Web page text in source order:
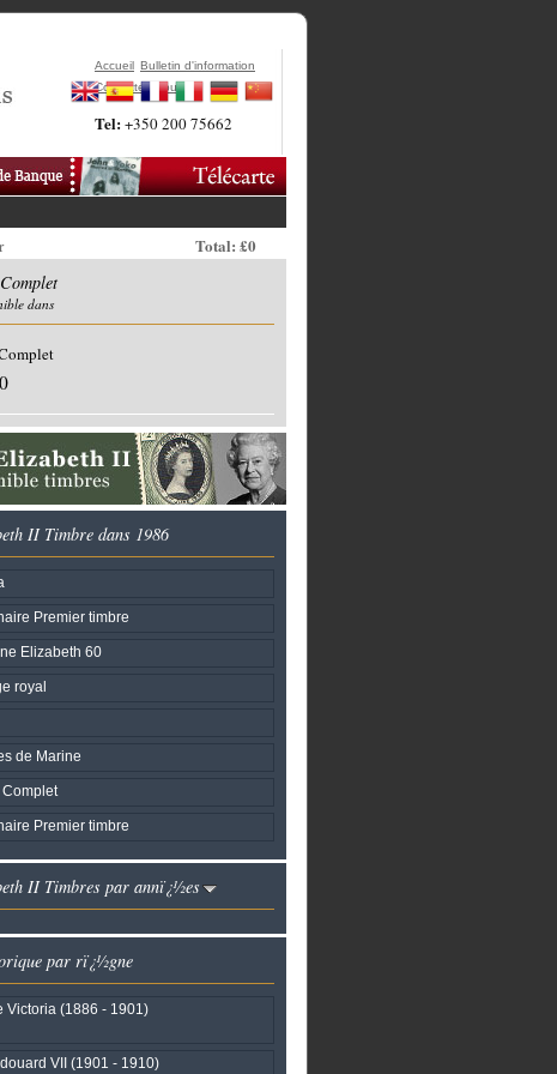
Accueil Bulletin d'information
Contactez-Nous
Tel:+350 200 75662
Total: £0
dans
II Timbre dans 1986
Premier timbre
Elizabeth 60
royal
de Marine
Complet
Premier timbre
II Timbres par annï¿½es
par rï¿½gne
Victoria (1886 - 1901)
VII (1901 - 1910)